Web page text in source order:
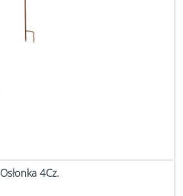
Osłonka 4Cz.